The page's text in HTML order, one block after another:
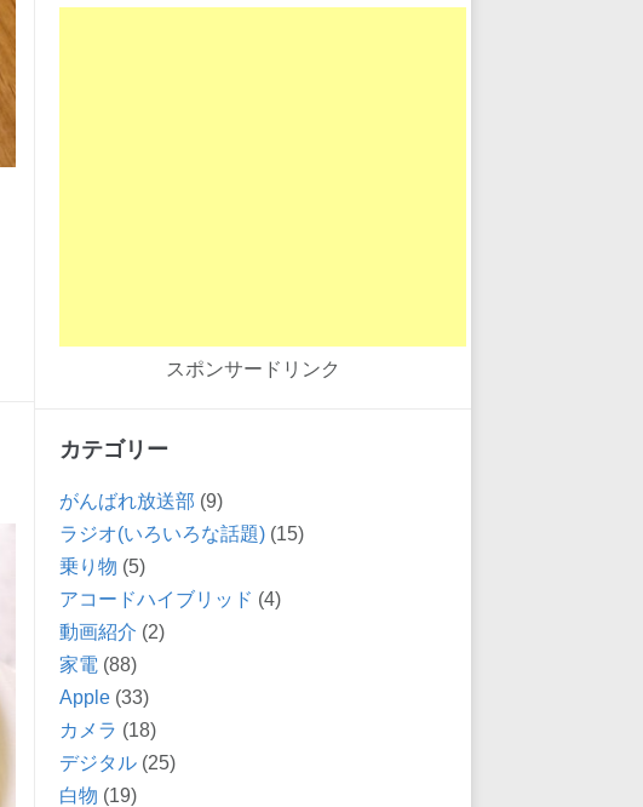
スポンサードリンク
カテゴリー
がんばれ放送部 (9)
ラジオ(いろいろな話題) (15)
乗り物 (5)
アコードハイブリッド (4)
動画紹介 (2)
家電 (88)
Apple (33)
カメラ (18)
デジタル (25)
白物 (19)